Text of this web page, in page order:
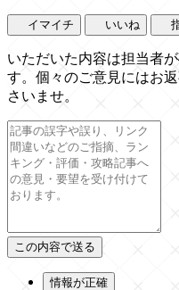
イマイチ いいね
いただいた内容は担当者
す。個々のご意見にはお
さいませ。
情報が正確